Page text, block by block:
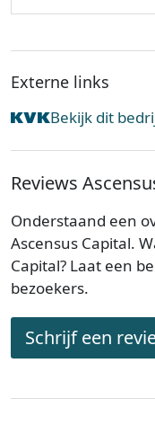
Externe links
Bekijk dit
Reviews
Onderstaand een
Ascensus Capital.
Capital? Laat een
bezoekers.
Schrijf een